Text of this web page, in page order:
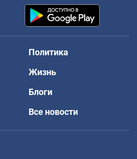
Политика
Жизнь
Блоги
Все новости